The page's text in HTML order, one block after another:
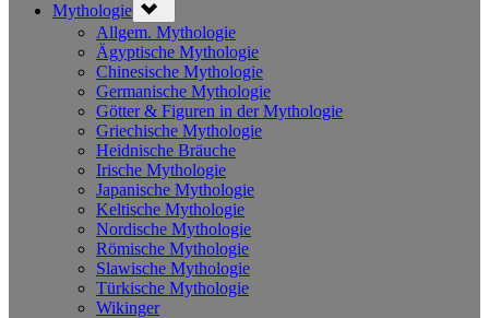
Mythologie sub-
menu
Allgem. Mythologie
Ägyptische Mythologie
Chinesische Mythologie
Germanische Mythologie
Götter & Figuren in der Mythologie
Griechische Mythologie
Heidnische Bräuche
Irische Mythologie
Japanische Mythologie
Keltische Mythologie
Nordische Mythologie
Römische Mythologie
Slawische Mythologie
Türkische Mythologie
Wikinger